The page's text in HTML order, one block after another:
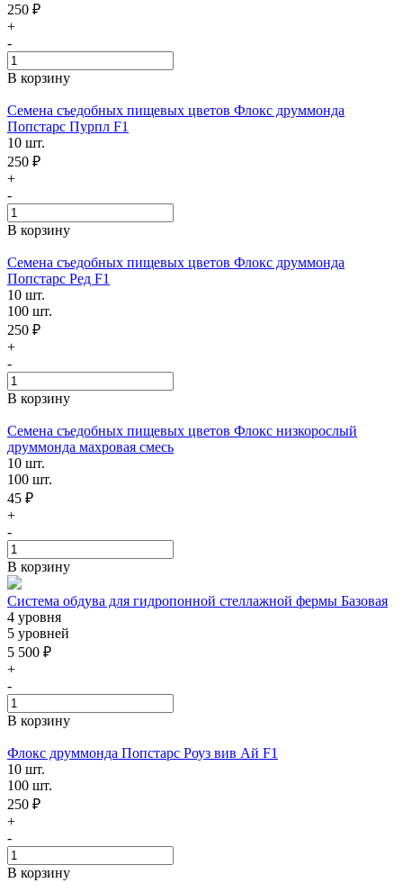
250 ₽
+
-
В корзину
Семена съедобных пищевых цветов Флокс друммонда
Попстарс Пурпл F1
10 шт.
250 ₽
+
-
В корзину
Семена съедобных пищевых цветов Флокс друммонда
Попстарс Ред F1
10 шт.
100 шт.
250 ₽
+
-
В корзину
Семена съедобных пищевых цветов Флокс низкорослый
друммонда махровая смесь
10 шт.
100 шт.
45 ₽
+
-
В корзину
Система обдува для гидропонной стеллажной фермы Базовая
4 уровня
5 уровней
5 500 ₽
+
-
В корзину
Флокс друммонда Попстарс Роуз вив Ай F1
10 шт.
100 шт.
250 ₽
+
-
В корзину